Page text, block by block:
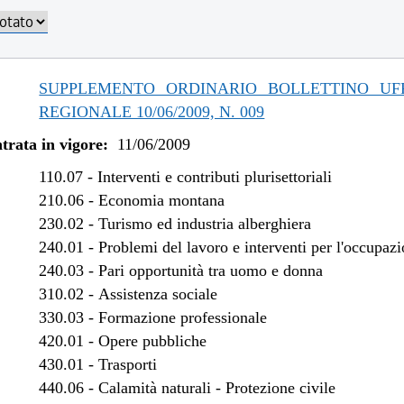
al 06/11/2019
al 30/04/2019
al 31/12/2018
al 11/04/2018
2016 al 31/12/2016
al 31/12/2015
al 10/08/2015
2015 al 29/05/2015
2014 al 28/02/2015
2013 al 07/08/2014
2013 al 13/08/2013
2012 al 31/12/2012
2013 al 28/12/2012
2012 al 31/12/2012
2012 al 17/10/2012
2012 al 27/07/2012
SUPPLEMENTO ORDINARIO BOLLETTINO
REGIONALE 10/06/2009, N. 009
in vigore: 11/06/2009
110.07 -Interventi e contributi plurisettoriali
210.06 -Economia montana
230.02 -Turismo ed industria alberghiera
240.01 -Problemi del lavoro e interventi per
240.03 -Pari opportunità tra uomo e donna
310.02 -Assistenza sociale
330.03 -Formazione professionale
420.01 -Opere pubbliche
430.01 -Trasporti
440.06 -Calamità naturali - Protezione civile